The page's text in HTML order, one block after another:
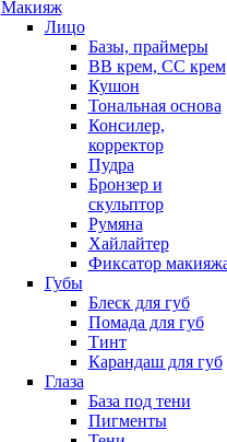
Макияж
Лицо
Базы, праймеры
BB крем, CC крем
Кушон
Тональная основа
Консилер,
корректор
Пудра
Бронзер и
скульптор
Румяна
Хайлайтер
Фиксатор
Губы
Блеск для губ
Помада для губ
Тинт
Карандаш для губ
Глаза
База под тени
Пигменты